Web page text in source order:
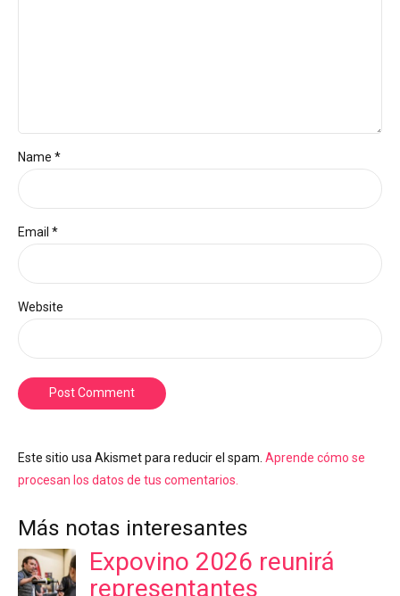
Name *
Email *
Website
Post Comment
Este sitio usa Akismet para reducir el spam. Aprende cómo se
procesan los datos de tus comentarios.
Más notas interesantes
Expovino 2026 reunirá
representantes